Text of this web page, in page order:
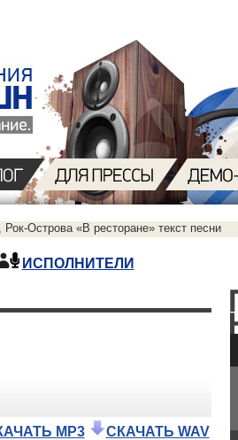
Острова «В ресторане» текст песни
ИСПОЛНИТЕЛИ
MP3 СКАЧАТЬ WAV